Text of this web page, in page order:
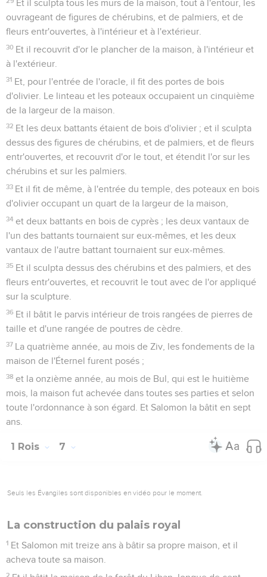
Et il sculpta tous les murs de la maison, tout à l'entour, les
ouvrageant de figures de chérubins, et de palmiers, et de
fleurs entr'ouvertes, à l'intérieur et à l'extérieur.
30 Et il recouvrit d'or le plancher de la maison, à l'intérieur et
à l'extérieur.
31 Et, pour l'entrée de l'oracle, il fit des portes de bois
d'olivier. Le linteau et les poteaux occupaient un cinquième
de la largeur de la maison.
32 Et les deux battants étaient de bois d'olivier ; et il sculpta
dessus des figures de chérubins, et de palmiers, et de fleurs
entr'ouvertes, et recouvrit d'or le tout, et étendit l'or sur les
chérubins et sur les palmiers.
33 Et il fit de même, à l'entrée du temple, des poteaux en bois
d'olivier occupant un quart de la largeur de la maison,
34 et deux battants en bois de cyprès ; les deux vantaux de
l'un des battants tournaient sur eux-mêmes, et les deux
vantaux de l'autre battant tournaient sur eux-mêmes.
35 Et il sculpta dessus des chérubins et des palmiers, et des
fleurs entr'ouvertes, et recouvrit le tout avec de l'or appliqué
sur la sculpture.
36 Et il bâtit le parvis intérieur de trois rangées de pierres de
taille et d'une rangée de poutres de cèdre.
37 La quatrième année, au mois de Ziv, les fondements de la
maison de l'Éternel furent posés ;
38 et la onzième année, au mois de Bul, qui est le huitième
mois, la maison fut achevée dans toutes ses parties et selon
toute l'ordonnance à son égard. Et Salomon la bâtit en sept
ans.
1 Rois 7
Seuls les Évangiles sont disponibles en vidéo pour le moment.
La construction du palais royal
1 Et Salomon mit treize ans à bâtir sa propre maison, et il
acheva toute sa maison.
2